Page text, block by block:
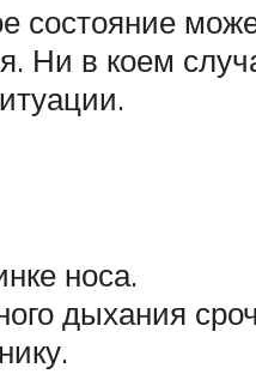
состояние
Ни в коем
носа.
дыхания